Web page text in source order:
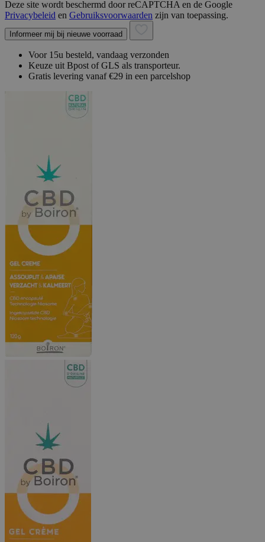
Deze site wordt beschermd door reCAPTCHA en de Google
Privacybeleid en Gebruiksvoorwaarden zijn van toepassing.
Informeer mij bij nieuwe voorraad
Voor 15u besteld, vandaag verzonden
Keuze uit Bpost of GLS als transporteur.
Gratis levering vanaf €29 in een parcelshop